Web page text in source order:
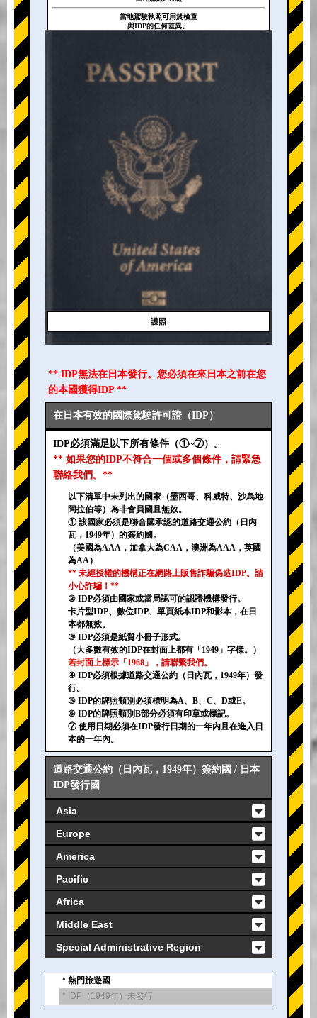
+
當地駕駛執照可用於檢查
與IDP的任何差異。
護照
** IDP無法在日本發行。您必須在來日本之前在您
的本國獲得IDP **
在日本有效的國際駕駛許可證（IDP）
IDP必須滿足以下所有條件（①~⑦）。
** 如果您的IDP不符合一個或多個條件，請緊急
聯絡我們。**
以下清單中未列出的國家（墨西哥、科威特、沙烏地
阿拉伯等）為非會員國且無效。
① 該國家必須是聯合國承認的道路交通公約（日內
瓦，1949年）的簽約國。
（美國為AAA，加拿大為CAA，澳洲為AAA，英國
為AA）
** 未經授權的機構正在網路上販售詐騙偽造IDP。請
小心詐騙！**
② IDP必須由國家或當局認可的認證機構發行。
卡片型IDP、數位IDP、單頁紙本IDP和影本，在日
本都無效。
③ IDP必須是紙質小冊子形式。
（大多數有效的IDP在封面上都有「1949」字樣。）
若封面上標示「1968」，請聯繫我們。
④ IDP必須根據道路交通公約（日內瓦，1949年）發
行。
⑤ IDP的牌照類別必須標明為A、B、C、D或E。
⑥ IDP的牌照類別B部分必須有印章或標記。
⑦ 使用日期必須在IDP發行日期的一年內且在進入日
本的一年內。
道路交通公約（日內瓦，1949年）簽約國 / 日本
IDP發行國
Asia
Europe
America
Pacific
Africa
Middle East
Special Administrative Region
* 熱門旅遊國
* IDP（1949年）未發行